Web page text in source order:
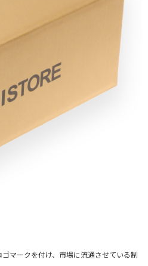
マークを付け、市場に流通させている制